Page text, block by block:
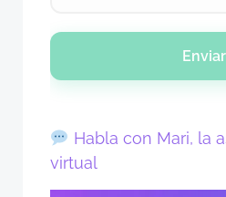
Enviar
Habla con Mari, la
virtual